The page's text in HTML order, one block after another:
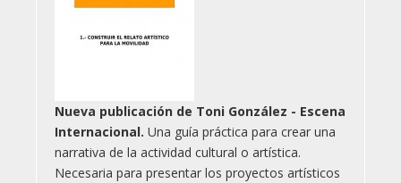
Nueva publicación de Toni González - Escena
Internacional. Una guía práctica para crear una
narrativa de la actividad cultural o artística.
Necesaria para presentar los proyectos artísticos